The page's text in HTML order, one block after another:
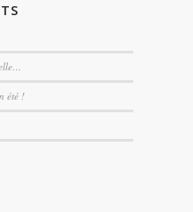
été !